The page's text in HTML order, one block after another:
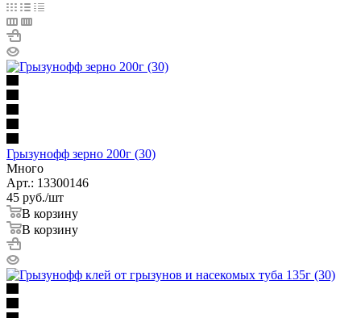
Грызунофф зерно 200г (30)
Много
Арт.: 13300146
45 руб./шт
В корзину
В корзину